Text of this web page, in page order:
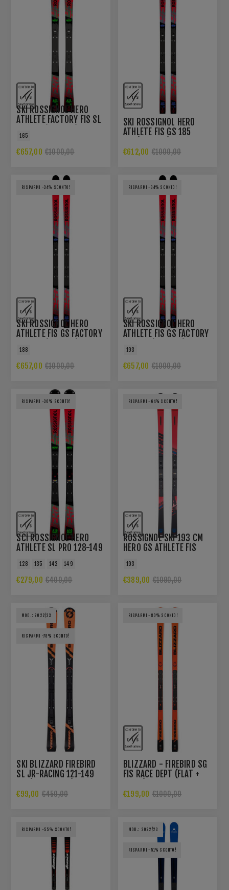
SKI ROSSIGNOL HERO
ATHLETE FACTORY FIS SL
165
€657,00 €1000,00
SKI ROSSIGNOL HERO
ATHLETE FIS GS 185
€612,00 €1000,00
RISPARMI -34% SCONTO!
SKI ROSSIGNOL HERO
ATHLETE FIS GS FACTORY
188
€657,00 €1000,00
RISPARMI -34% SCONTO!
SKI ROSSIGNOL HERO
ATHLETE FIS GS FACTORY
193
€657,00 €1000,00
RISPARMI -30% SCONTO!
SCI ROSSIGNOL HERO
ATHLETE SL PRO 128-149
128 135 142 149
€279,00 €400,00
RISPARMI -64% SCONTO!
ROSSIGNOL SKI 193 CM
HERO GS ATHLETE FIS
193
€389,00 €1090,00
MOD.: 2022/23
RISPARMI -78% SCONTO!
SKI BLIZZARD FIREBIRD
SL JR-RACING 121-149
€99,00 €450,00
RISPARMI -80% SCONTO!
BLIZZARD - FIREBIRD SG
FIS RACE DEPT (FLAT +
€199,00 €1000,00
RISPARMI -55% SCONTO! MOD.: 2022/23
RISPARMI -51% SCONTO!